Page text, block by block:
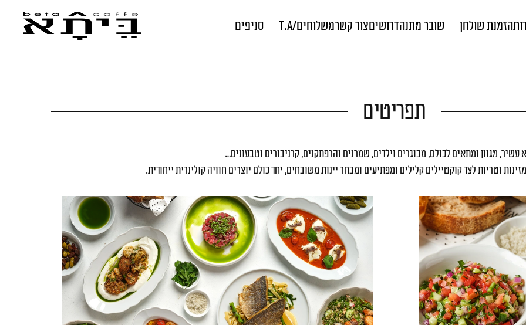
הזמנת שולחן שובר מתנהדרושיםצור קשרמשלוחים/T.A סניפים
תפריטים
מגוון ומתאים לכולם, מבוגרים וילדים, שמרנים והרפתקנים, קרניבורים וטבעונים…
וטריות לצד קוקטיילים קלילים ומפתיעים ומבחר יינות משובחים, יחד כולם יוצרים חוויה קולינרית ייחודית.